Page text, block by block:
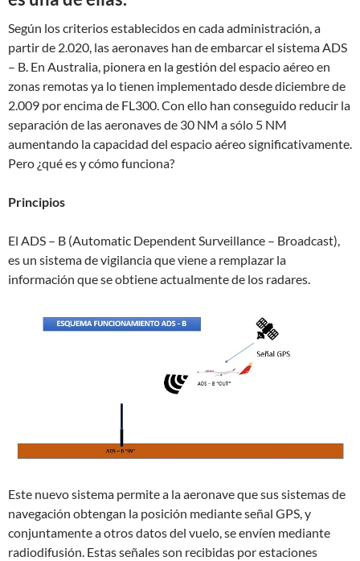
Según los criterios establecidos en cada administración, a
partir de 2.020, las aeronaves han de embarcar el sistema ADS
– B. En Australia, pionera en la gestión del espacio aéreo en
zonas remotas ya lo tienen implementado desde diciembre de
2.009 por encima de FL300. Con ello han conseguido reducir la
separación de las aeronaves de 30 NM a sólo 5 NM
aumentando la capacidad del espacio aéreo significativamente.
Pero ¿qué es y cómo funciona?
Principios
El ADS – B (Automatic Dependent Surveillance – Broadcast),
es un sistema de vigilancia que viene a remplazar la
información que se obtiene actualmente de los radares.
Este nuevo sistema permite a la aeronave que sus sistemas de
navegación obtengan la posición mediante señal GPS, y
conjuntamente a otros datos del vuelo, se envíen mediante
radiodifusión. Estas señales son recibidas por estaciones